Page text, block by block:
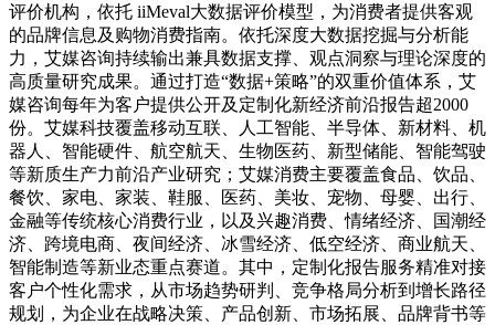
评价机构，依托 iiMeval大数据评价模型，为消费者提供客观
的品牌信息及购物消费指南。依托深度大数据挖掘与分析能
力，艾媒咨询持续输出兼具数据支撑、观点洞察与理论深度的
高质量研究成果。通过打造“数据+策略”的双重价值体系，艾
媒咨询每年为客户提供公开及定制化新经济前沿报告超2000
份。艾媒科技覆盖移动互联、人工智能、半导体、新材料、机
器人、智能硬件、航空航天、生物医药、新型储能、智能驾驶
等新质生产力前沿产业研究；艾媒消费主要覆盖食品、饮品、
餐饮、家电、家装、鞋服、医药、美妆、宠物、母婴、出行、
金融等传统核心消费行业，以及兴趣消费、情绪经济、国潮经
济、跨境电商、夜间经济、冰雪经济、低空经济、商业航天、
智能制造等新业态重点赛道。其中，定制化报告服务精准对接
客户个性化需求，从市场趋势研判、竞争格局分析到增长路径
规划，为企业在战略决策、产品创新、市场拓展、品牌背书等